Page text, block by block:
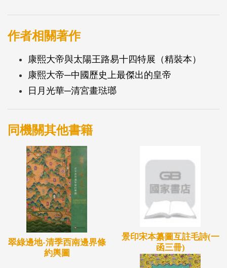
聞異趣；最後詮釋傳統服飾制度和珠寶應用的關係與
意義。此外，亦對古代「服色章彩，冕冠垂旒，明倫
穿古今、雅俗共賞的好書。
作者相關著作
康熙大帝與太陽王路易十四特展（精裝本）
康熙大帝─中國歷史上最傑出的皇帝
日月光華─清宮畫琺瑯
同機關其他書籍
翠綠邊地-清季西南邊界條
約輿圖
景印宋本纂圖互註毛詩(一
函三冊)